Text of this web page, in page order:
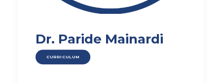
Dr. Paride Mainardi
CURRICULUM